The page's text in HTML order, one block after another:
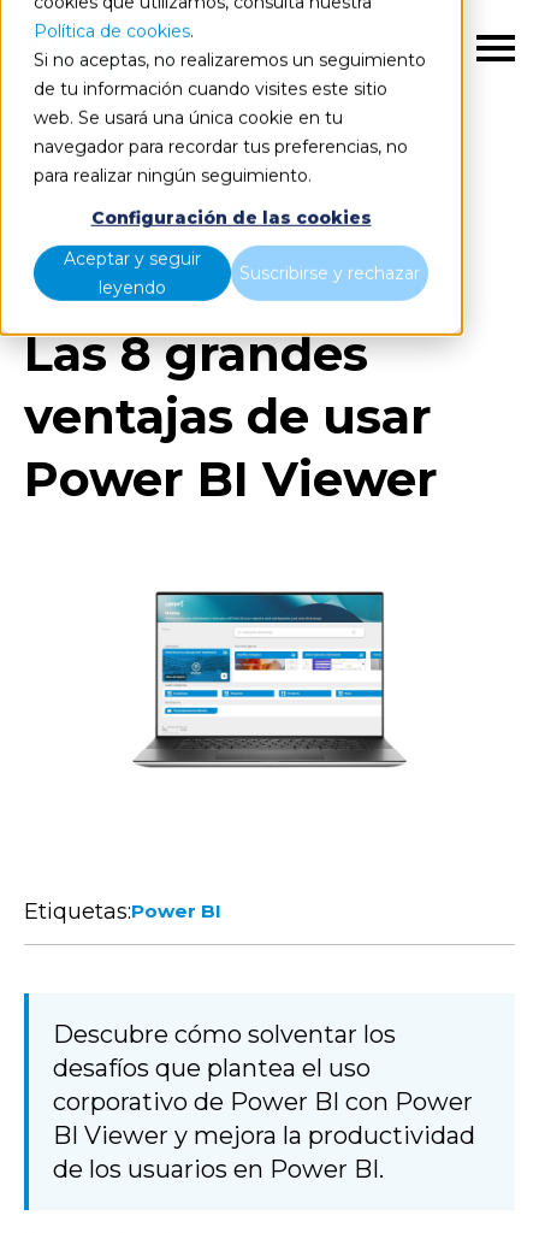
Política de cookies.
Si no aceptas, no realizaremos un seguimiento
de tu información cuando visites este sitio
web. Se usará una única cookie en tu
navegador para recordar tus preferencias, no
para realizar ningún seguimiento.
Configuración de las cookies
Aceptar y seguir
leyendo
Suscribirse y rechazar
ES
Las 8 grandes ventajas de usar Power BI Viewer
Las 8 grandes
ventajas de usar
Power BI Viewer
Etiquetas:Power BI
Descubre cómo solventar los
desafíos que plantea el uso
corporativo de Power BI con Power
BI Viewer y mejora la productividad
de los usuarios en Power BI.